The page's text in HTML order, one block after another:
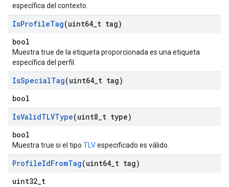
específica del contexto.
IsProfileTag(uint64 t tag)
bool
Muestra true de la etiqueta proporcionada es una etiqueta
específica del perfil.
IsSpecialTag(uint64 t tag)
bool
IsValidTLVType(uint8 t type)
bool
Muestra true si el tipo TLVespecificado es válido.
ProfileIdFromTag(uint64 t tag)
uint32_t